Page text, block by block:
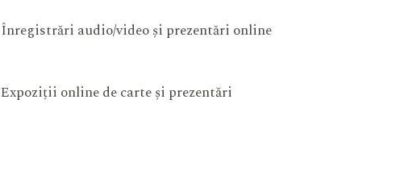
Înregistrări audio/video și prezentări online
Expoziții online de carte și prezentări